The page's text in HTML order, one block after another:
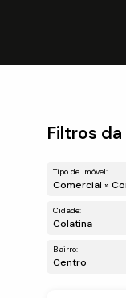
Filtros da
Tipo de Imóvel:
Comercial »
Cidade:
Colatina
Bairro:
Centro